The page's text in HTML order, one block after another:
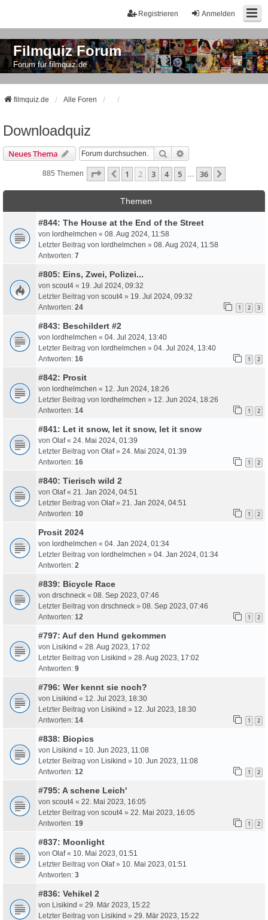
Anmelden
Registrieren
Filmquiz Forum
Forum für filmquiz.de
filmquiz.de Alle Foren
Downloadquiz
Neues Thema Suche
885 Themen Seite Von 36
Vorherige
1 2 3 4 5 … 36
Themen
#844: The House at the End of the Street
von lordhelmchen « 08. Aug 2024, 11:58
Letzter Beitrag von lordhelmchen » 08. Aug 2024, 11:58
Antworten: 7
#805: Eins, Zwei, Polizei...
von scout4 « 19. Jul 2024, 09:32
Letzter Beitrag von scout4 » 19. Jul 2024, 09:32
Antworten: 24 1 2 3
#843: Beschildert #2
von lordhelmchen « 04. Jul 2024, 13:40
Letzter Beitrag von lordhelmchen » 04. Jul 2024, 13:40
Antworten: 16 1 2
#842: Prosit
von lordhelmchen « 12. Jun 2024, 18:26
Letzter Beitrag von lordhelmchen » 12. Jun 2024, 18:26
Antworten: 14 1 2
#841: Let it snow, let it snow, let it snow
von Olaf« 24. Mai 2024, 01:39
Letzter Beitrag von Olaf» 24. Mai 2024, 01:39
Antworten: 16 1 2
#840: Tierisch wild 2
von Olaf« 21. Jan 2024, 04:51
Letzter Beitrag von Olaf» 21. Jan 2024, 04:51
Antworten: 10 1 2
Prosit 2024
von lordhelmchen « 04. Jan 2024, 01:34
Letzter Beitrag von lordhelmchen » 04. Jan 2024, 01:34
Antworten: 2
#839: Bicycle Race
von drschneck « 08. Sep 2023, 07:46
Letzter Beitrag von drschneck » 08. Sep 2023, 07:46
Antworten: 12 1 2
#797: Auf den Hund gekommen
von Lisikind « 28. Aug 2023, 17:02
Letzter Beitrag von Lisikind » 28. Aug 2023, 17:02
Antworten: 9
#796: Wer kennt sie noch?
von Lisikind « 12. Jul 2023, 18:30
Letzter Beitrag von Lisikind » 12. Jul 2023, 18:30
Antworten: 14 1 2
#838: Biopics
von Lisikind « 10. Jun 2023, 11:08
Letzter Beitrag von Lisikind » 10. Jun 2023, 11:08
Antworten: 12 1 2
#795: A schene Leich'
von scout4 « 22. Mai 2023, 16:05
Letzter Beitrag von scout4 » 22. Mai 2023, 16:05
Antworten: 19 1 2
#837: Moonlight
von Olaf« 10. Mai 2023, 01:51
Letzter Beitrag von Olaf» 10. Mai 2023, 01:51
Antworten: 3
#836: Vehikel 2
von Lisikind « 29. Mär 2023, 15:22
Letzter Beitrag von Lisikind » 29. Mär 2023, 15:22